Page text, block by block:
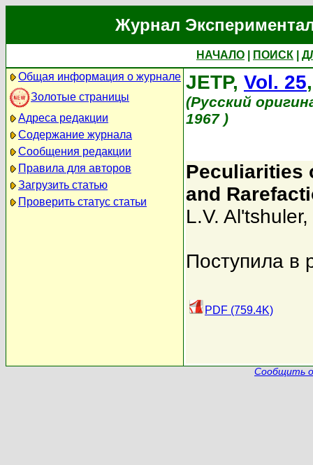
Журнал
НАЧАЛО ПОИСК
Общая информация о журнале
Золотые страницы
Адреса редакции
Содержание журнала
Сообщения редакции
Правила для авторов
Загрузить статью
Проверить статус статьи
JETP, Vol. 25
(Русский
1967 )
Peculiarities
and
L.V. Al'tshuler,
Поступила в
PDF (759.4K)
Сообщить о